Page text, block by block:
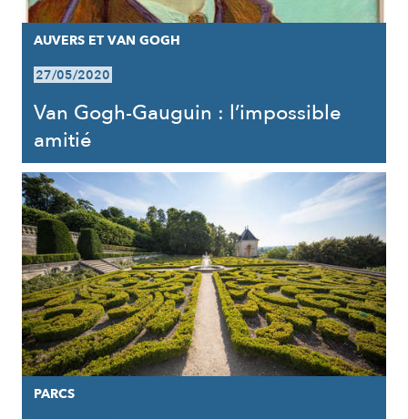
AUVERS ET VAN GOGH
27/05/2020
Van Gogh-Gauguin : l’impossible
amitié
PARCS